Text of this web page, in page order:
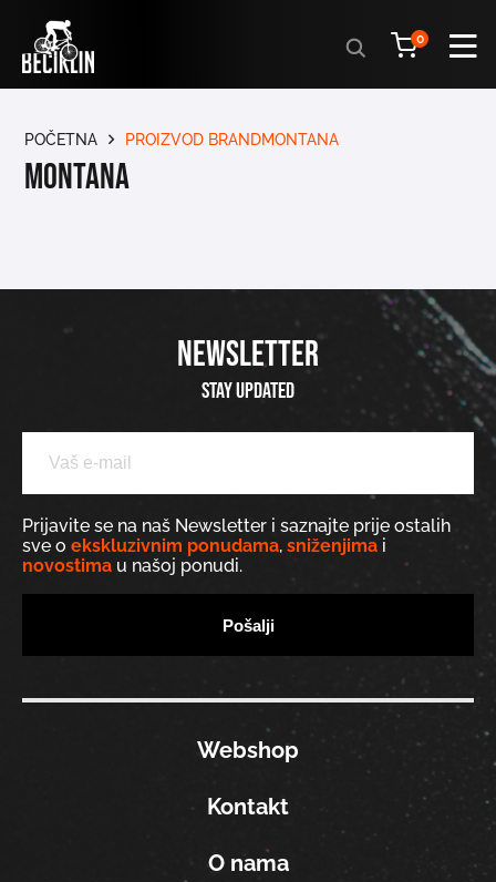
Products
search
0
POČETNA PROIZVOD BRANDMONTANA
Montana
NEWSLETTER
Stay updated
Prijavite se na naš Newsletter i saznajte prije ostalih
sve o ekskluzivnim ponudama, sniženjima i
novostima u našoj ponudi.
Webshop
Kontakt
O nama